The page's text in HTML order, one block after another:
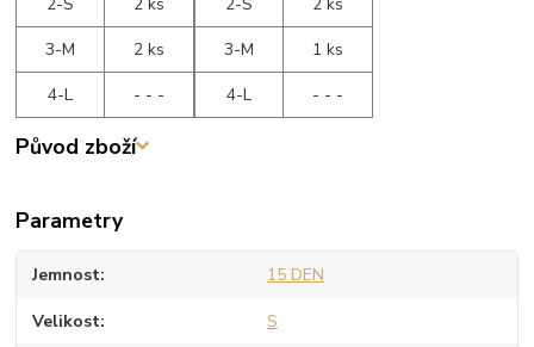
3-M
2 ks
4-L
- - -
3-M
1 ks
4-L
- - -
Původ zboží
Parametry
Jemnost 15 DEN
Velikost S